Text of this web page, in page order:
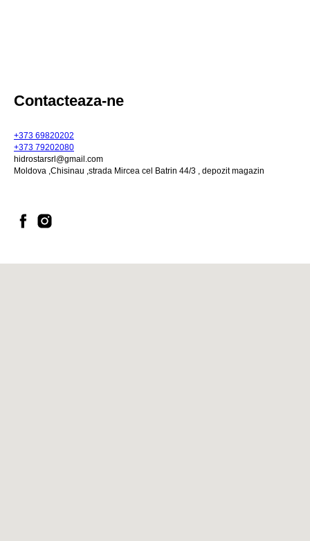
Contacteaza-ne
+373 69820202
+373 79202080
hidrostarsrl@gmail.com
Moldova ,Chisinau ,strada Mircea cel Batrin 44/3 , depozit magazin